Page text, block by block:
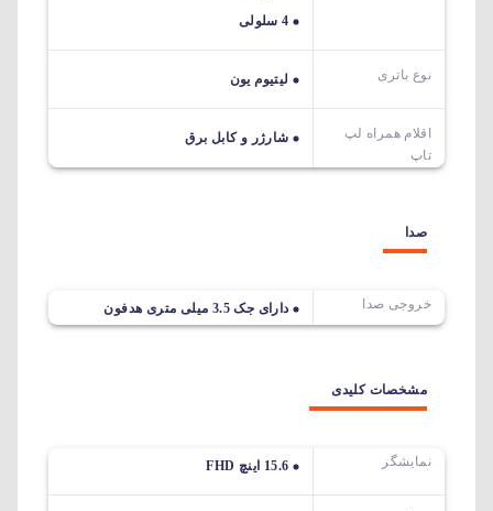
4 سلولی
نوع باتری لیتیوم یون
اقلام همراه لپ
تاپ
شارژر و کابل برق
صدا
خروجی صدا دارای جک 3.5 میلی متری هدفون
مشخصات کلیدی
نمایشگر 15.6 اینچ FHD